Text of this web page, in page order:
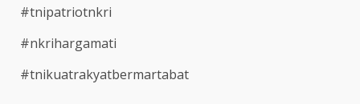
#tnipatriotnkri
#nkrihargamati
#tnikuatrakyatbermartabat